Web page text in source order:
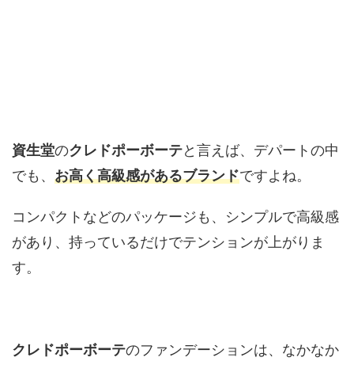
資生堂のクレドポーボーテと言えば、デパートの中
でも、 お高く高級感があるブランドですよね。
コンパクトなどのパッケージも、シンプルで高級感
があり、持っているだけでテンションが上がりま
す。
クレドポーボーテのファンデーションは、なかなか